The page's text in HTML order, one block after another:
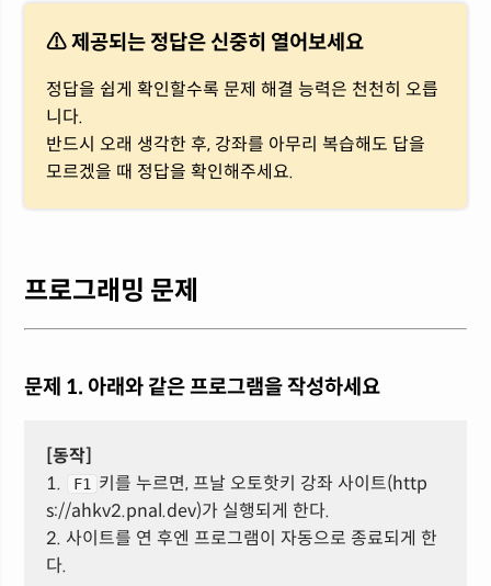
⚠ 제공되는 정답은 신중히 열어보세요
정답을 쉽게 확인할수록 문제 해결 능력은 천천히 오릅
니다.
반드시 오래 생각한 후, 강좌를 아무리 복습해도 답을
모르겠을 때 정답을 확인해주세요.
프로그래밍 문제
문제 1. 아래와 같은 프로그램을 작성하세요
[동작]
1.
F1
키를 누르면, 프날 오토핫키 강좌 사이트(http
s://ahkv2.pnal.dev)가 실행되게 한다.
2. 사이트를 연 후엔 프로그램이 자동으로 종료되게 한
다.